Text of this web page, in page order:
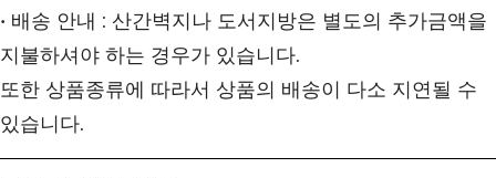
• 배송 안내 : 산간벽지나 도서지방은 별도의 추가금액을
지불하셔야 하는 경우가 있습니다.
또한 상품종류에 따라서 상품의 배송이 다소 지연될 수
있습니다.